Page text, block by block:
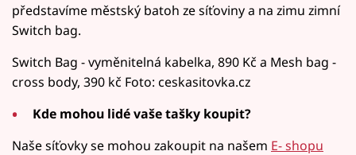
představíme městský batoh ze síťoviny a na zimu zimní
Switch bag.
Switch Bag - vyměnitelná kabelka, 890 Kč a Mesh bag -
cross body, 390 kč Foto: ceskasitovka.cz
Kde mohou lidé vaše tašky koupit?
Naše síťovky se mohou zakoupit na našem E- shopu